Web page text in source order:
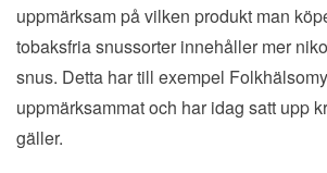
uppmärksam på vilken produkt man
tobaksfria snussorter innehåller mer
snus. Detta har till exempel
uppmärksammat och har idag satt upp
gäller.